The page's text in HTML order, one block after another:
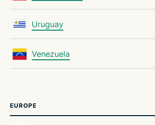
Uruguay
Venezuela
EUROPE